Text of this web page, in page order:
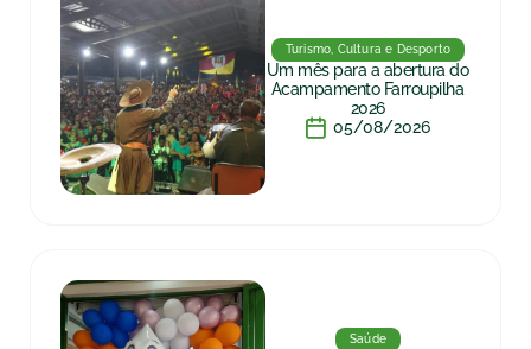
Turismo, Cultura e Desporto
Um mês para a abertura do
Acampamento Farroupilha
2026
05/08/2026
Saúde